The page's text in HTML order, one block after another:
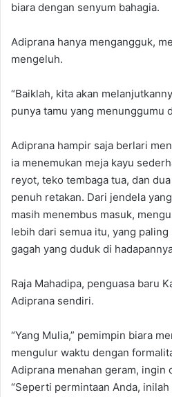
biara dengan senyum bahagia.
Adiprana hanya mengangguk,
mengeluh.
“Baiklah, kita akan
punya tamu yang menunggumu
Adiprana hampir saja berlari
ia menemukan meja kayu
reyot, teko tembaga tua, dan
penuh retakan. Dari jendela
masih menembus masuk,
lebih dari semua itu, yang
gagah yang duduk di
Raja Mahadipa, penguasa baru
Adiprana sendiri.
“Yang Mulia,” pemimpin biara
mengulur waktu dengan
Adiprana menahan geram, ingin
“Seperti permintaan Anda,